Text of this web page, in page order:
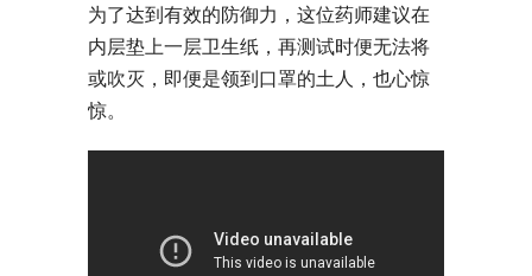
为了达到有效的防御力，这位药师建议在
内层垫上一层卫生纸，再测试时便无法将
或吹灭，即便是领到口罩的土人，也心惊
惊。